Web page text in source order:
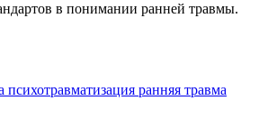
в понимании ранней травмы.
психотравматизация ранняя травма